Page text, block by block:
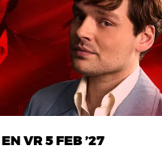
EN VR 5 FEB ’27